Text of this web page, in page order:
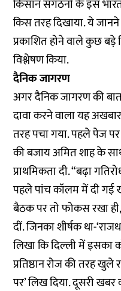
किसान संगठनों के इस
किस तरह दिखाया. ये
प्रकाशित होने वाले कुछ
विश्लेषण किया.
दैनिक जागरण
अगर दैनिक जागरण की
दावा करने वाला यह
तरह पचा गया. पहले पेज
की बजाय अमित शाह के
प्राथमिकता दी. “बढ़ा
पहले पांच कॉलम में दी गई
बैठक पर तो फोकस रखा
दीं. जिनका शीर्षक था-
लिखा कि दिल्ली में इसका
प्रतिष्ठान रोज की तरह
पर’ लिख दिया. दूसरी खबर